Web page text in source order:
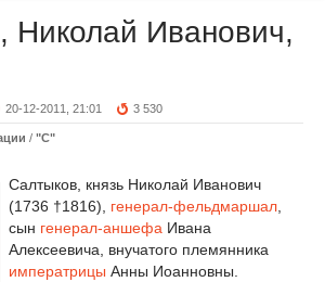
Николай Иванович,
20-12-2011, 21:01 3 530
/ "С"
Салтыков, князь Николай Иванович
(1736 †1816), генерал-фельдмаршал
сын генерал-аншефа Ивана
Алексеевича, внучатого племянника
императрицы Анны Иоанновны.